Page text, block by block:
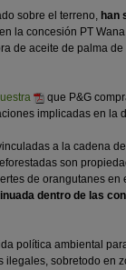
sobre el terreno, han
en la concesión PT
de aceite de palma
que P&G
implicadas en la
a la cadena
son
de orangutanes
dentro de las
política ambiental
sobretodo en